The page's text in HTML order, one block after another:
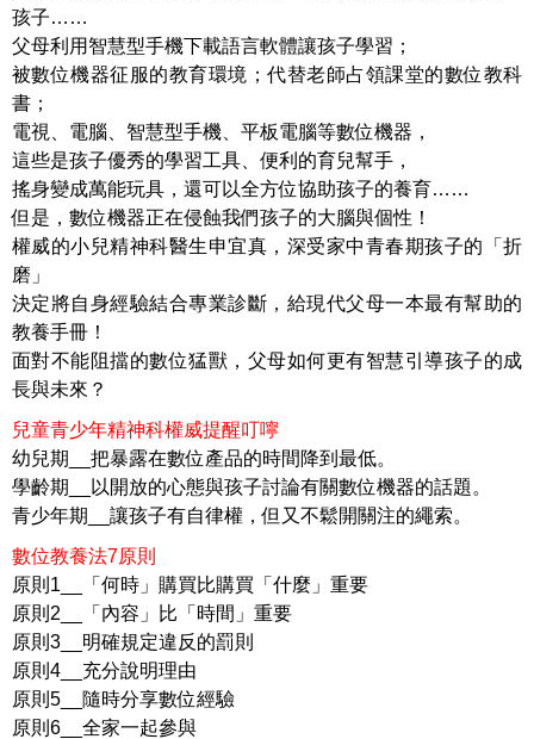
孩子……
父母利用智慧型手機下載語言軟體讓孩子學習；
被數位機器征服的教育環境；代替老師占領課堂的數位教科
書；
電視、電腦、智慧型手機、平板電腦等數位機器，
這些是孩子優秀的學習工具、便利的育兒幫手，
搖身變成萬能玩具，還可以全方位協助孩子的養育……
但是，數位機器正在侵蝕我們孩子的大腦與個性！
權威的小兒精神科醫生申宜真，深受家中青春期孩子的「折
磨」
決定將自身經驗結合專業診斷，給現代父母一本最有幫助的
教養手冊！
面對不能阻擋的數位猛獸，父母如何更有智慧引導孩子的成
長與未來？
兒童青少年精神科權威提醒叮嚀
幼兒期__把暴露在數位產品的時間降到最低。
學齡期__以開放的心態與孩子討論有關數位機器的話題。
青少年期__讓孩子有自律權，但又不鬆開關注的繩索。
數位教養法7原則
原則1__「何時」購買比購買「什麼」重要
原則2__「內容」比「時間」重要
原則3__明確規定違反的罰則
原則4__充分說明理由
原則5__隨時分享數位經驗
原則6__全家一起參與